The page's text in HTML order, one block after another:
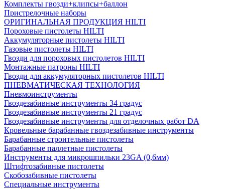
Комплекты гвозди+клипсы+баллон
Пристрелочные наборы
ОРИГИНАЛЬНАЯ ПРОДУКЦИЯ HILTI
Пороховые пистолеты HILTI
Аккумуляторные пистолеты HILTI
Газовые пистолеты HILTI
Гвозди для пороховых пистолетов HILTI
Монтажные патроны HILTI
Гвозди для аккумуляторных пистолетов HILTI
ПНЕВМАТИЧЕСКАЯ ТЕХНОЛОГИЯ
Пневмоинструменты
Гвоздезабивные инструменты 34 градус
Гвоздезабивные инструменты 21 градус
Гвоздезабивные инструменты для отделочных работ DA
Кровельные барабанные гвоздезабивные инструменты
Барабанные строительные пистолеты
Барабанные паллетные пистолеты
Инструменты для микрошпильки 23GA (0,6мм)
Штифтозабивные пистолеты
Скобозабивные пистолеты
Специальные инструменты